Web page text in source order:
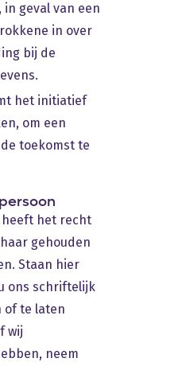
in geval van een
in over
bij de
het initiatief
om een
toekomst te
heeft het recht
gehouden
Staan hier
ons schriftelijk
of te laten
wij
neem